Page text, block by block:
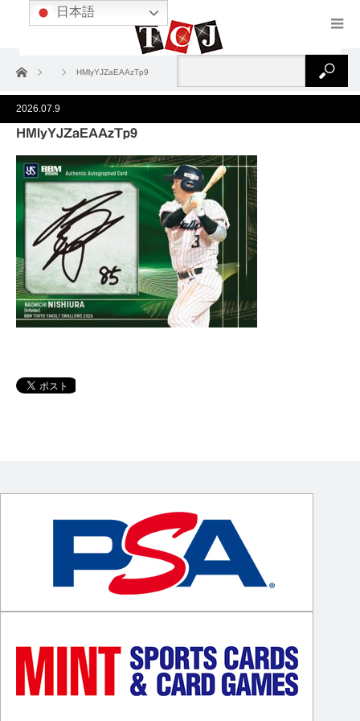
ホーム HMlyYJZaEAAzTp9
2026.07.9
HMlyYJZaEAAzTp9
日本語